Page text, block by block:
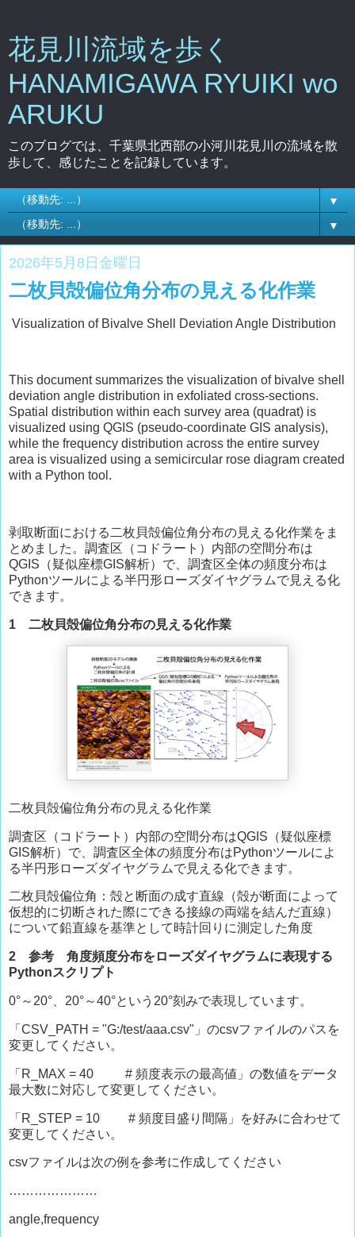
花見川流域を歩く
HANAMIGAWA RYUIKI wo
ARUKU
このブログでは、千葉県北西部の小河川花見川の流域を散
歩して、感じたことを記録しています。
▼
▼
2026年5月8日金曜日
二枚貝殻偏位角分布の見える化作業
Visualization of Bivalve Shell Deviation Angle Distribution
This document summarizes the visualization of bivalve shell
deviation angle distribution in exfoliated cross-sections.
Spatial distribution within each survey area (quadrat) is
visualized using QGIS (pseudo-coordinate GIS analysis),
while the frequency distribution across the entire survey
area is visualized using a semicircular rose diagram created
with a Python tool.
剥取断面における二枚貝殻偏位角分布の見える化作業をま
とめました。調査区（コドラート）内部の空間分布は
QGIS（疑似座標GIS解析）で、調査区全体の頻度分布は
Pythonツールによる半円形ローズダイヤグラムで見える化
できます。
1 二枚貝殻偏位角分布の見える化作業
二枚貝殻偏位角分布の見える化作業
調査区（コドラート）内部の空間分布はQGIS（疑似座標
GIS解析）で、調査区全体の頻度分布はPythonツールによ
る半円形ローズダイヤグラムで見える化できます。
二枚貝殻偏位角：殻と断面の成す直線（殻が断面によって
仮想的に切断された際にできる接線の両端を結んだ直線）
について鉛直線を基準として時計回りに測定した角度
2 参考 角度頻度分布をローズダイヤグラムに表現する
Pythonスクリプト
0°～20°、20°～40°という20°刻みで表現しています。
「CSV_PATH = "G:/test/aaa.csv"」のcsvファイルのパスを
変更してください。
「R_MAX = 40 # 頻度表示の最高値」の数値をデータ
最大数に対応して変更してください。
「R_STEP = 10 # 頻度目盛り間隔」を好みに合わせて
変更してください。
csvファイルは次の例を参考に作成してください
…………………
angle,frequency